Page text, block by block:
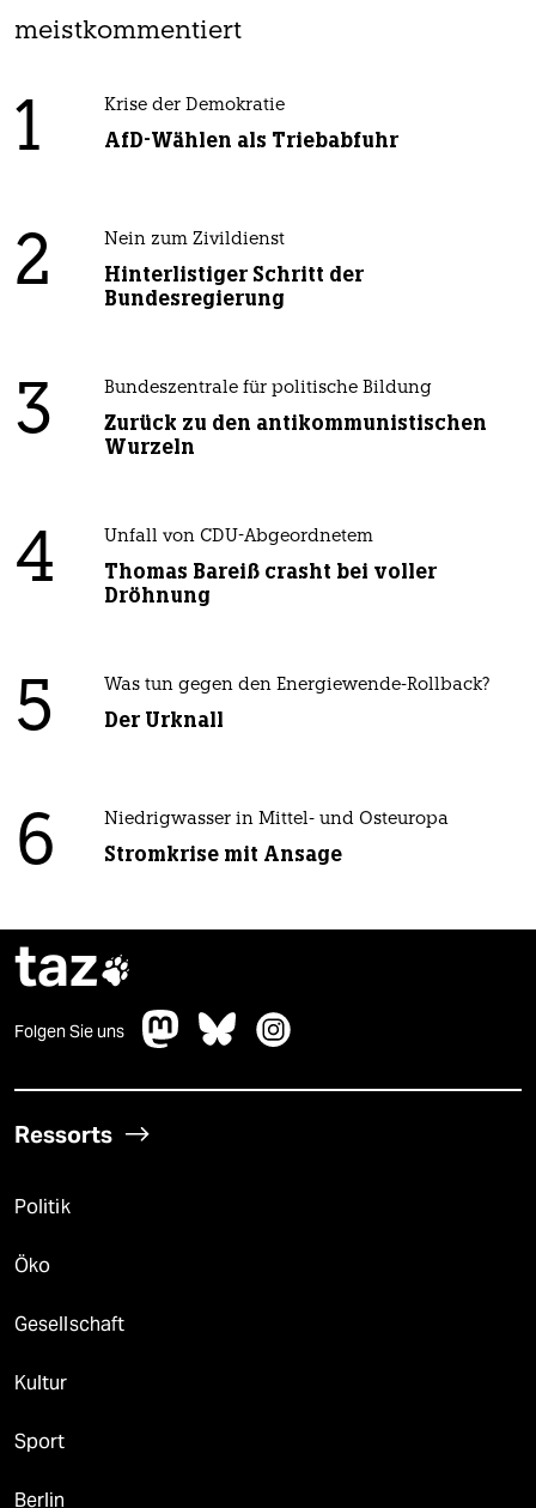
meistkommentiert
1 Krise der Demokratie
AfD-Wählen als Triebabfuhr
2 Nein zum Zivildienst
Hinterlistiger Schritt der
Bundesregierung
3 Bundeszentrale für politische Bildung
Zurück zu den antikommunistischen
Wurzeln
4 Unfall von CDU-Abgeordnetem
Thomas Bareiß crasht bei voller
Dröhnung
5 Was tun gegen den Energiewende-Rollback?
Der Urknall
6 Niedrigwasser in Mittel- und Osteuropa
Stromkrise mit Ansage
taz
Folgen Sie uns
Ressorts
Politik
Öko
Gesellschaft
Kultur
Sport
Berlin